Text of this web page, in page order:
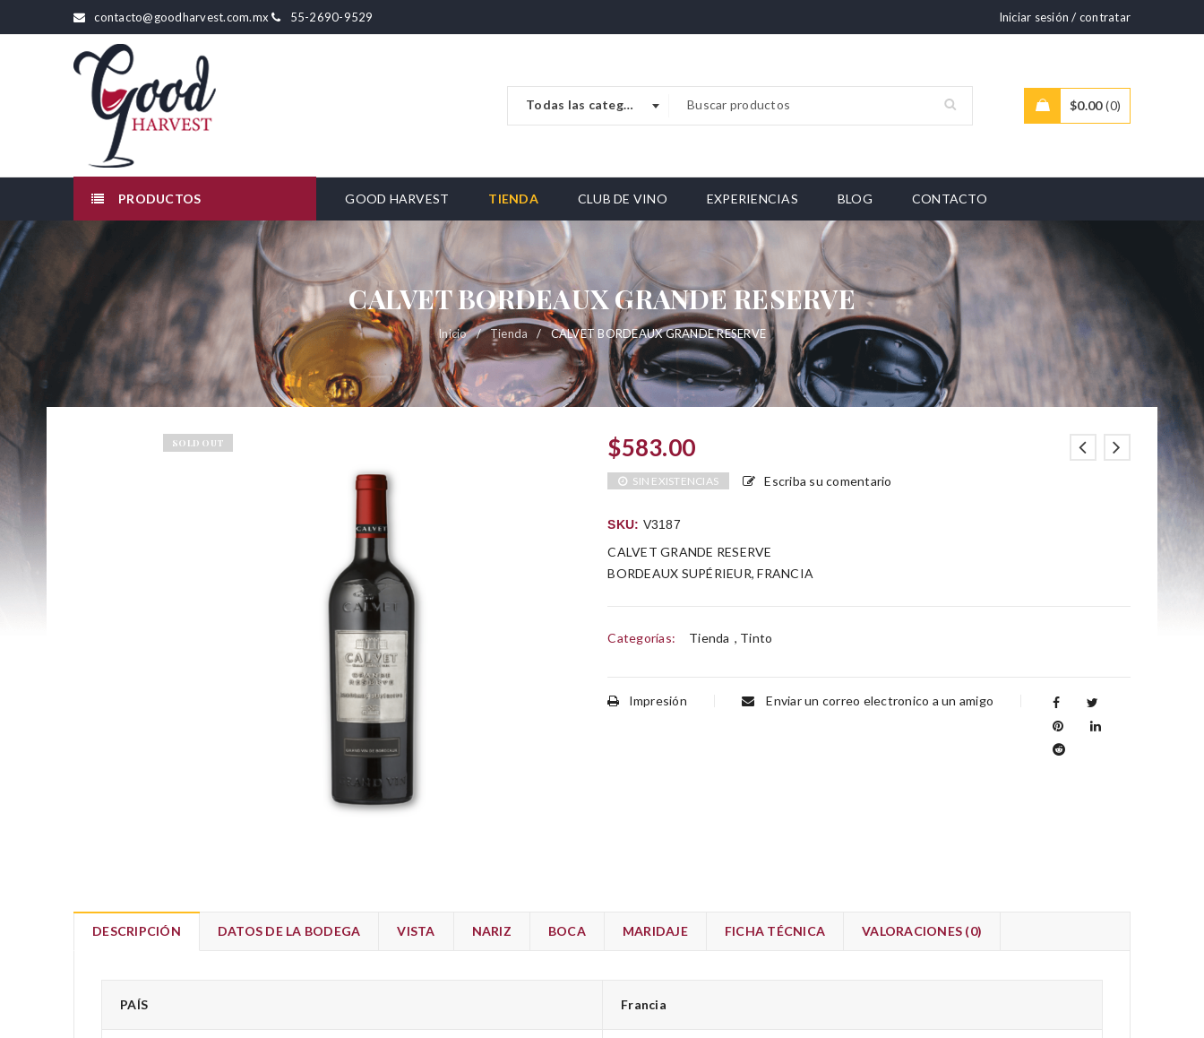
contacto@goodharvest.com.mx 55-2690-9529 Iniciar sesión /contratar
Todas las categorias $0.00 0
PRODUCTOS GOOD HARVEST TIENDA CLUB DE VINO EXPERIENCIAS BLOG CONTACTO
CALVET BORDEAUX GRANDE RESERVE
Inicio / Tienda / CALVET BORDEAUX GRANDE RESERVE
SOLD OUT $583.00
SIN EXISTENCIAS Escriba su comentario
SKU: V3187
CALVET GRANDE RESERVE
BORDEAUX SUPÉRIEUR, FRANCIA
Categorías: Tienda , Tinto
Impresión Enviar un correo electronico a un amigo
DESCRIPCIÓN DATOS DE LA BODEGA VISTA NARIZ BOCA MARIDAJE FICHA TÉCNICA VALORACIONES (0)
PAÍS Francia